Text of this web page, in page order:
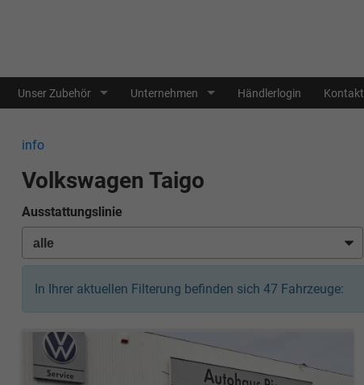
Unser Zubehör Unternehmen Händlerlogin Kontakt
info
Volkswagen Taigo
Ausstattungslinie
In Ihrer aktuellen Filterung befinden sich 47 Fahrzeuge: